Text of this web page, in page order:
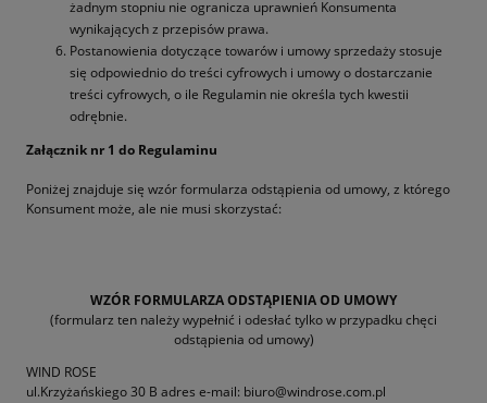
żadnym stopniu nie ogranicza uprawnień Konsumenta
wynikających z przepisów prawa.
Postanowienia dotyczące towarów i umowy sprzedaży stosuje
się odpowiednio do treści cyfrowych i umowy o dostarczanie
treści cyfrowych, o ile Regulamin nie określa tych kwestii
odrębnie.
Załącznik nr 1 do Regulaminu
Poniżej znajduje się wzór formularza odstąpienia od umowy, z którego
Konsument może, ale nie musi skorzystać:
WZÓR FORMULARZA ODSTĄPIENIA OD UMOWY
(formularz ten należy wypełnić i odesłać tylko w przypadku chęci
odstąpienia od umowy)
WIND ROSE
ul.Krzyżańskiego 30 B adres e-mail: biuro@windrose.com.pl